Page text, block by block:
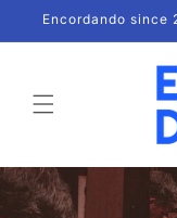
directamente
al contenido
Encordando since